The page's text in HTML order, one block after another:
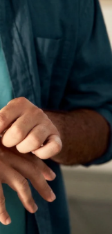
e
um
primeiro é
a ferida. Só
O penso foi
começar a